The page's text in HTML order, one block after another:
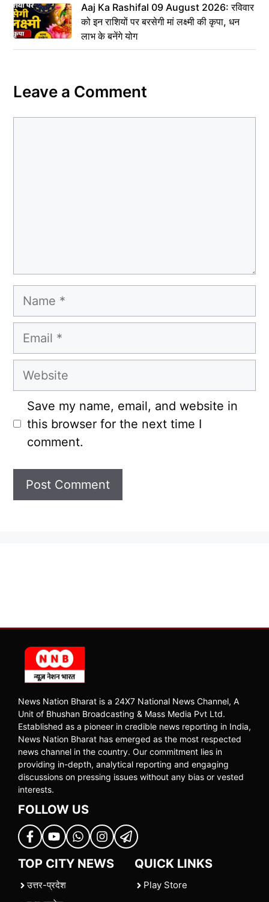
Aaj Ka Rashifal 09 August 2026: रविवार
को इन राशियों पर बरसेगी मां लक्ष्मी की कृपा, धन
लाभ के बनेंगे योग
Leave a Comment
Name
Email
Website
Save my name, email, and website in
this browser for the next time I
comment.
News Nation Bharat is a 24X7 National News Channel, A
Unit of Bhushan Broadcasting & Mass Media Pvt Ltd.
Established as a pioneer in credible news reporting in India,
News Nation Bharat has emerged as the most respected
news channel in the country. Our commitment lies in
providing in-depth, analytical reporting and engaging
discussions on pressing issues without any bias or vested
interests.
FOLLOW US
TOP CITY NEWS
उत्तर-प्रदेश
QUICK LINKS
Play Store